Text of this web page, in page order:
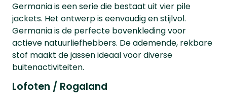
Germania is een serie die bestaat uit vier pile
jackets. Het ontwerp is eenvoudig en stijlvol.
Germania is de perfecte bovenkleding voor
actieve natuurliefhebbers. De ademende, rekbare
stof maakt de jassen ideaal voor diverse
buitenactiviteiten.
Lofoten / Rogaland